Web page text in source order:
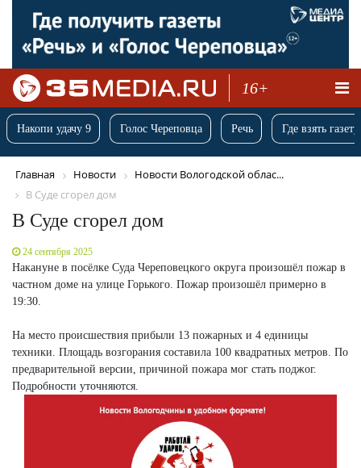
16+
Накопи удачу 9 Голос Череповца Речь Где взять
Главная Новости
Новости Вологодской облас...
В Суде сгорел дом
В Суде сгорел дом
24 сентября 2025
Накануне в посёлке Суда Череповецкого округа произошёл пожар в
частном доме на улице Горького. Пожар произошёл примерно в
19:30.
На место происшествия прибыли 13 пожарных и 4 единицы
техники. Площадь возгорания составила 100 квадратных метров. По
предварительной версии, причиной пожара мог стать поджог.
Подробности уточняются.